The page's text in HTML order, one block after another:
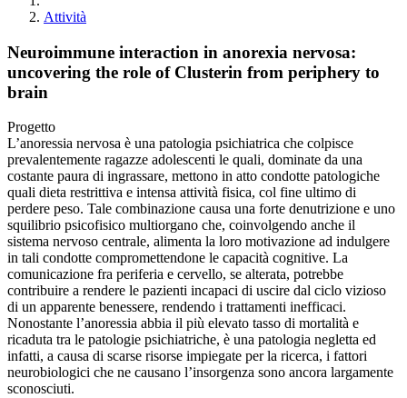
Attività
Neuroimmune interaction in anorexia nervosa:
uncovering the role of Clusterin from periphery to
brain
Progetto
L’anoressia nervosa è una patologia psichiatrica che colpisce
prevalentemente ragazze adolescenti le quali, dominate da una
costante paura di ingrassare, mettono in atto condotte patologiche
quali dieta restrittiva e intensa attività fisica, col fine ultimo di
perdere peso. Tale combinazione causa una forte denutrizione e uno
squilibrio psicofisico multiorgano che, coinvolgendo anche il
sistema nervoso centrale, alimenta la loro motivazione ad indulgere
in tali condotte compromettendone le capacità cognitive. La
comunicazione fra periferia e cervello, se alterata, potrebbe
contribuire a rendere le pazienti incapaci di uscire dal ciclo vizioso
di un apparente benessere, rendendo i trattamenti inefficaci.
Nonostante l’anoressia abbia il più elevato tasso di mortalità e
ricaduta tra le patologie psichiatriche, è una patologia negletta ed
infatti, a causa di scarse risorse impiegate per la ricerca, i fattori
neurobiologici che ne causano l’insorgenza sono ancora largamente
sconosciuti.